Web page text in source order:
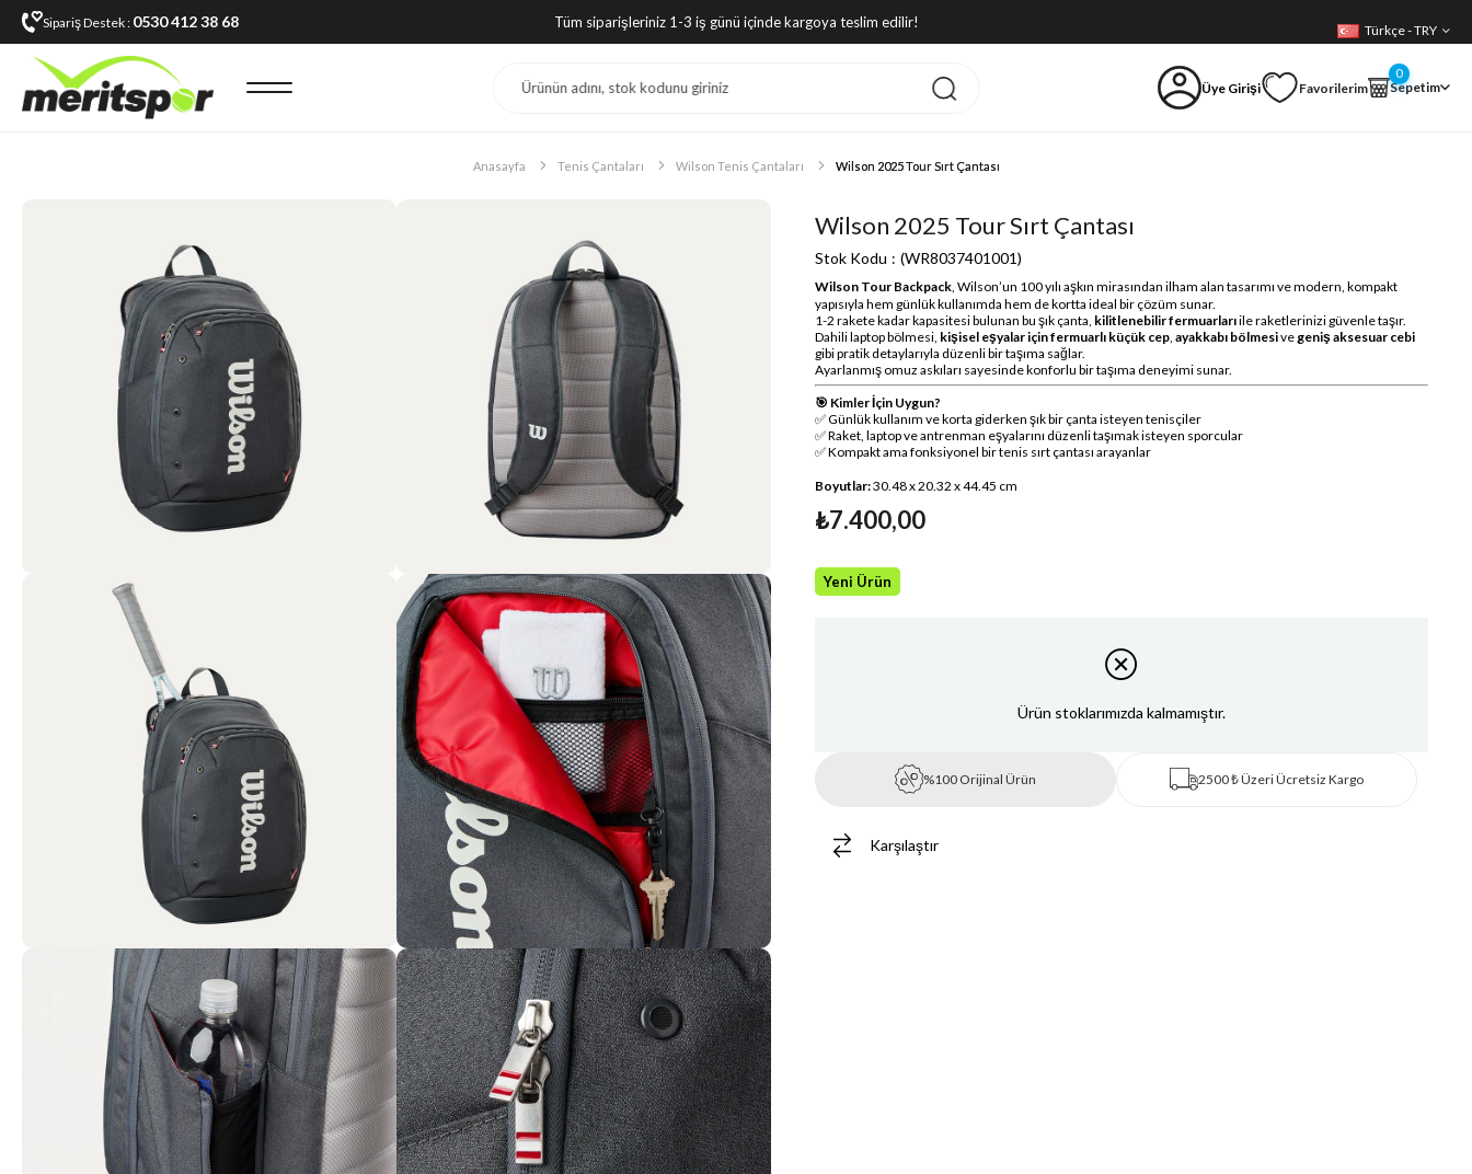
Sipariş Destek : 0530 412 38 68 Tüm siparişleriniz 1-3 iş günü içinde kargoya teslim edilir! Türkçe - TRY
Üye Girişi Favorilerim Sepetim
0
Anasayfa Tenis Çantaları Wilson Tenis Çantaları Wilson 2025 Tour Sırt Çantası
Wilson 2025 Tour Sırt Çantası
Stok Kodu (WR8037401001)
Wilson Tour Backpack, Wilson’un 100 yılı aşkın mirasından ilham alan tasarımı ve modern, kompakt
yapısıyla hem günlük kullanımda hem de kortta ideal bir çözüm sunar.
1-2 rakete kadar kapasitesi bulunan bu şık çanta, kilitlenebilir fermuarlarıile raketlerinizi güvenle taşır.
Dahili laptop bölmesi, kişisel eşyalar için fermuarlı küçük cep, ayakkabı bölmesivegeniş aksesuar cebi
gibi pratik detaylarıyla düzenli bir taşıma sağlar.
Ayarlanmış omuz askıları sayesinde konforlu bir taşıma deneyimi sunar.
🎯 Kimler İçin Uygun?
✅ Günlük kullanım ve korta giderken şık bir çanta isteyen tenisçiler
✅ Raket, laptop ve antrenman eşyalarını düzenli taşımak isteyen sporcular
✅ Kompakt ama fonksiyonel bir tenis sırt çantası arayanlar
Boyutlar:30.48 x 20.32 x 44.45 cm
₺7.400,00
Yeni Ürün
Ürün stoklarımızda kalmamıştır.
%100 Orijinal Ürün 2500 ₺ Üzeri Ücretsiz Kargo
Karşılaştır